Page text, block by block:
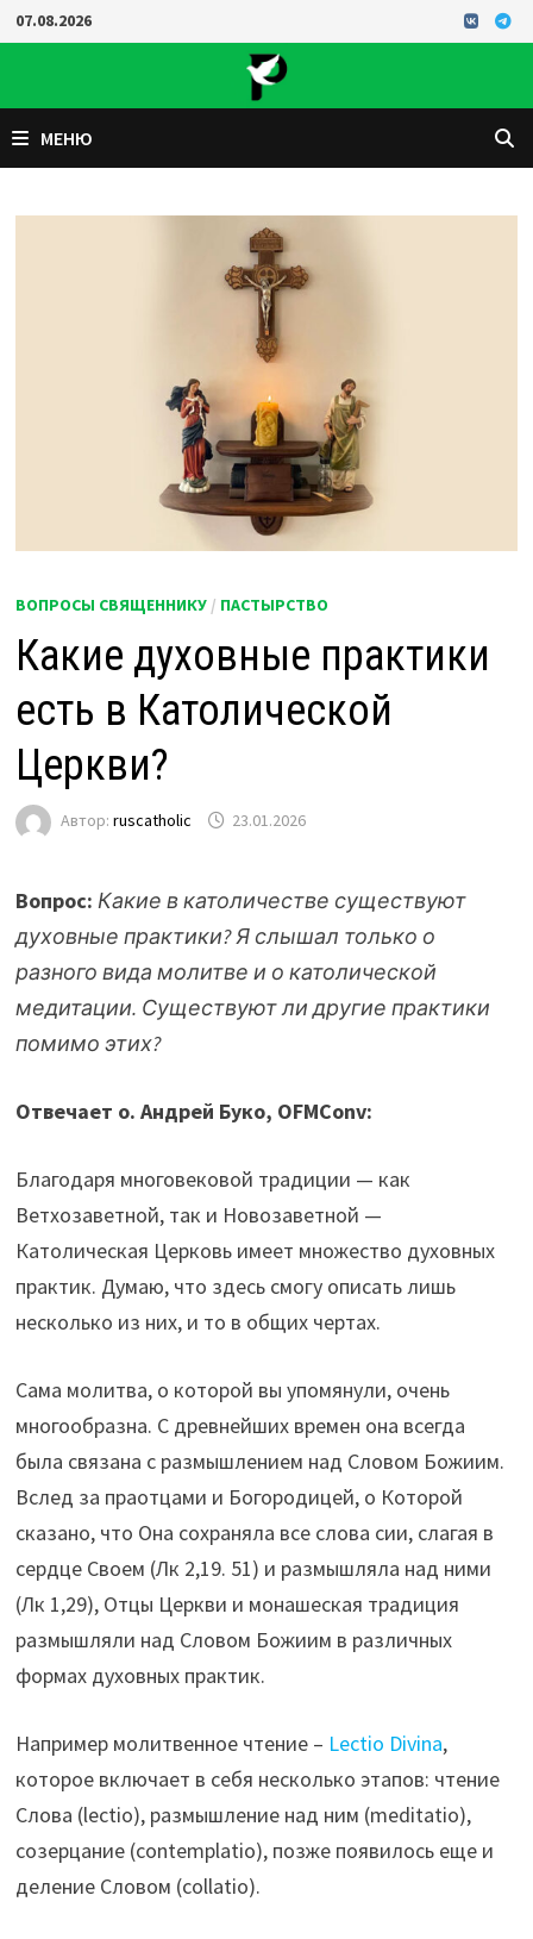
Перейти
к
07.08.2026
МЕНЮ
ВОПРОСЫ СВЯЩЕННИКУ / ПАСТЫРСТВО
Какие духовные практики
есть в Католической
Церкви?
Автор:ruscatholic 23.01.2026
Вопрос: Какие в католичестве существуют
духовные практики? Я слышал только о
разного вида молитве и о католической
медитации. Существуют ли другие практики
помимо этих?
Отвечает о. Андрей Буко, OFMConv:
Благодаря многовековой традиции — как
Ветхозаветной, так и Новозаветной —
Католическая Церковь имеет множество духовных
практик. Думаю, что здесь смогу описать лишь
несколько из них, и то в общих чертах.
Сама молитва, о которой вы упомянули, очень
многообразна. С древнейших времен она всегда
была связана с размышлением над Словом Божиим.
Вслед за праотцами и Богородицей, о Которой
сказано, что Она сохраняла все слова сии, слагая в
сердце Своем (Лк 2,19. 51) и размышляла над ними
(Лк 1,29), Отцы Церкви и монашеская традиция
размышляли над Словом Божиим в различных
формах духовных практик.
Например молитвенное чтение – Lectio Divina,
которое включает в себя несколько этапов: чтение
Слова (lectio), размышление над ним (meditatio),
созерцание (contemplatio), позже появилось еще и
деление Словом (collatio).